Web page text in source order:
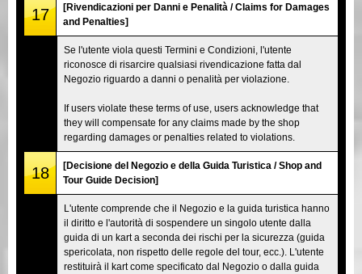
17
[Rivendicazioni per Danni e Penalità / Claims for Damages
and Penalties]
Se l'utente viola questi Termini e Condizioni, l'utente
riconosce di risarcire qualsiasi rivendicazione fatta dal
Negozio riguardo a danni o penalità per violazione.
If users violate these terms of use, users acknowledge that
they will compensate for any claims made by the shop
regarding damages or penalties related to violations.
18
[Decisione del Negozio e della Guida Turistica / Shop and
Tour Guide Decision]
L'utente comprende che il Negozio e la guida turistica hanno
il diritto e l'autorità di sospendere un singolo utente dalla
guida di un kart a seconda dei rischi per la sicurezza (guida
spericolata, non rispetto delle regole del tour, ecc.). L'utente
restituirà il kart come specificato dal Negozio o dalla guida